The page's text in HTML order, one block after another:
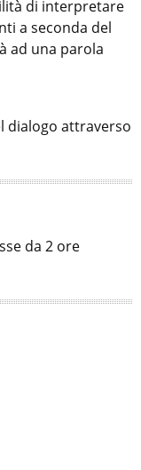
di interpretare
a seconda del
ad una parola
dialogo attraverso
da 2 ore